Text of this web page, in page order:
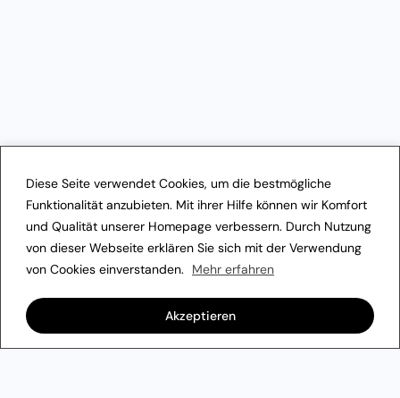
Diese Seite verwendet Cookies, um die bestmögliche
Funktionalität anzubieten. Mit ihrer Hilfe können wir Komfort
und Qualität unserer Homepage verbessern. Durch Nutzung
von dieser Webseite erklären Sie sich mit der Verwendung
von Cookies einverstanden.
Mehr erfahren
Akzeptieren